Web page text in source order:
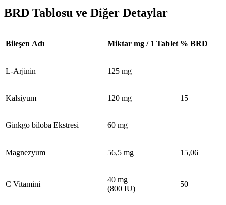
BRD Tablosu ve Diğer Detaylar
Bileşen Adı Miktar mg / 1 Tablet % BRD
L-Arjinin 125 mg —
Kalsiyum 120 mg 15
Ginkgo biloba Ekstresi 60 mg —
Magnezyum 56,5 mg 15,06
C Vitamini
40 mg
(800 IU)
50